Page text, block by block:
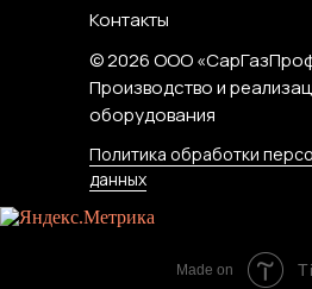
Контакты
© 2026 ООО
Производство и
оборудования
Политика обработки
данных
Made on